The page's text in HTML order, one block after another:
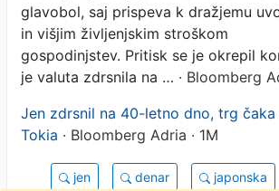
glavobol, saj prispeva k dražjemu
in višjim življenjskim stroškom
gospodinjstev. Pritisk se je okrepil
je valuta zdrsnila na … · Bloomberg
Jen zdrsnil na 40-letno dno, trg
Tokia · Bloomberg Adria · 1M
jen denar japonska